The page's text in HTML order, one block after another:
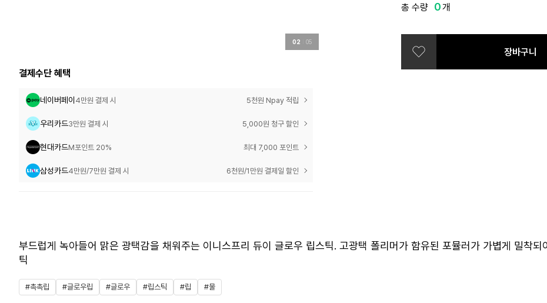
02 05
결제수단 혜택
네이버페이 4만원 결제 시 5천원 Npay 적립
우리카드3만원 결제 시 5,000원 청구 할인
현대카드M포인트 20% 최대 7,000 포인트
삼성카드4만원/7만원 결제 시 6천원/1만원 결제일 할인
02 슈가 코랄
총 수량 0개
장바구니
부드럽게 녹아들어 맑은 광택감을 채워주는 이니스프리 듀이 글로우 립스틱. 고광택 폴리머가 함유된 포뮬러가 가볍게 밀착
틱
#촉촉립 #글로우립 #글로우 #립스틱 #립 #물